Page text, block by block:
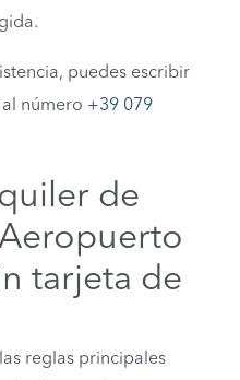
puedes escribir
número +39 079
de
tarjeta de
reglas principales